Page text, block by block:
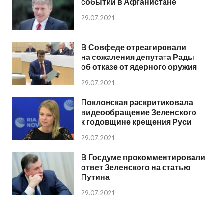
29.07.2021
В Совфеде отреагировали
на сожаления депутата Рады
об отказе от ядерного оружия
29.07.2021
Поклонская раскритиковала
видеообращение Зеленского
к годовщине крещения Руси
29.07.2021
В Госдуме прокомментировали
ответ Зеленского на статью
Путина
29.07.2021